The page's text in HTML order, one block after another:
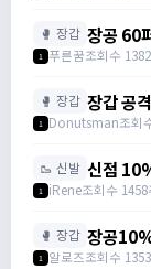
🥊 장갑 장공 60
1 푸른꿈조회수 1382
🥊 장갑 장갑 공
1 Donutsman조회
🥾 신발 신점
https://
1 iRene조회수 1458
🥊 장갑 장공
https://
1 알로즈조회수 1353